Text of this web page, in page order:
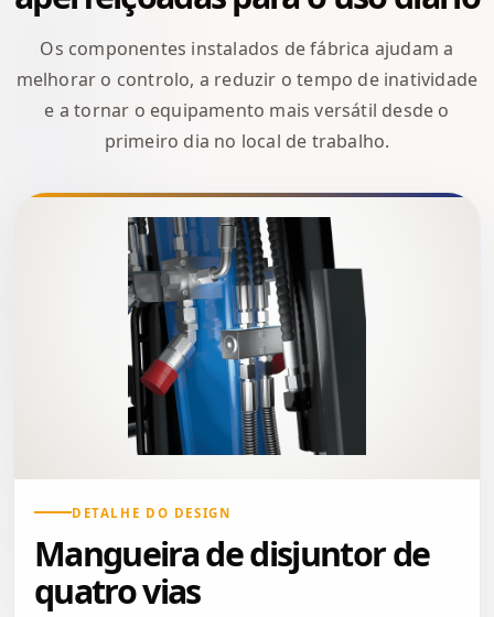
Os componentes instalados de fábrica ajudam a
melhorar o controlo, a reduzir o tempo de inatividade
e a tornar o equipamento mais versátil desde o
primeiro dia no local de trabalho.
DETALHE DO DESIGN
Mangueira de disjuntor de
quatro vias